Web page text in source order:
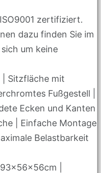
zertifiziert.
dazu finden Sie im
um keine
| Sitzfläche mit
Fußgestell |
Ecken und Kanten
| Einfache Montage
Belastbarkeit
|